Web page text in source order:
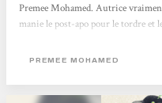
Premee Mohamed. Autrice
manie le post-apo pour le tordre et
malmenée mais chacune promise
cocons où la technologie...
PREMEE MOHAMED